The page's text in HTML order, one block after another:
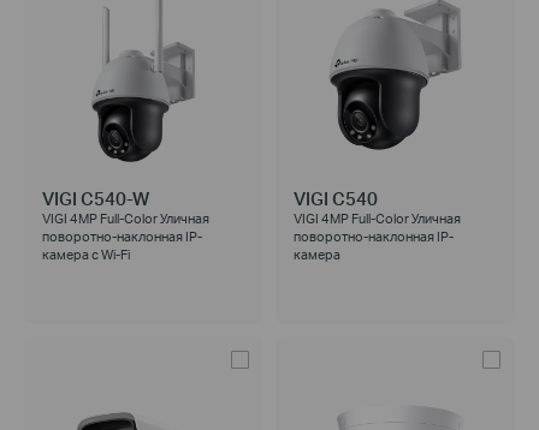
VIGI C540-W
VIGI 4MP Full-Color Уличная
поворотно-наклонная IP-
камера с Wi-Fi
VIGI C540
VIGI 4MP Full-Color Уличная
поворотно-наклонная IP-
камера